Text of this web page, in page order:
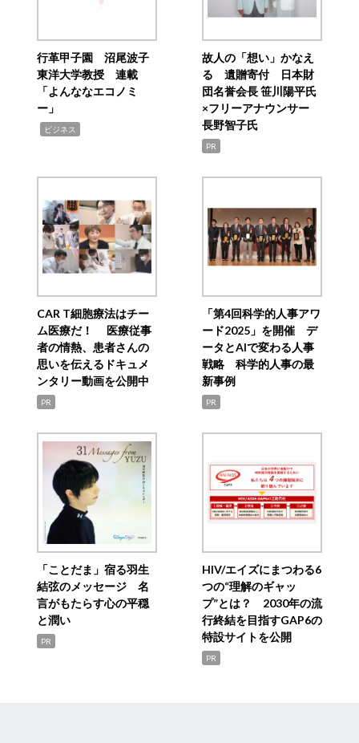
行革甲子園 沼尾波子
東洋大学教授 連載
「よんななエコノミ
ー」
ビジネス
故人の「想い」かなえ
る 遺贈寄付 日本財
団名誉会長 笹川陽平氏
×フリーアナウンサー
長野智子氏
PR
CAR T細胞療法はチー
ム医療だ！ 医療従事
者の情熱、患者さんの
思いを伝えるドキュメ
ンタリー動画を公開中
PR
「第4回科学的人事アワ
ード2025」を開催 デ
ータとAIで変わる人事
戦略 科学的人事の最
新事例
PR
「ことだま」宿る羽生
結弦のメッセージ 名
言がもたらす心の平穏
と潤い
PR
HIV/エイズにまつわる6
つの“理解のギャッ
プ”とは？ 2030年の流
行終結を目指すGAP6の
特設サイトを公開
PR